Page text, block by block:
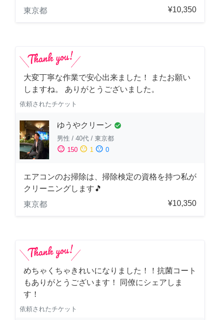
東京都
¥10,350
大変丁寧な作業で安心出来ました！ またお願い
しますね。 ありがとうございました。
依頼されたチケット
ゆうやクリーン check_circle
男性 / 40代 / 東京都
sentiment_satisfied 150 sentiment_neutral 1 sentiment_dissatisfied 0
エアコンのお掃除は、掃除検定の資格を持つ私が
クリーニングします🎵
東京都
¥10,350
めちゃくちゃきれいになりました！！抗菌コート
もありがとうございます！ 同僚にシェアしま
す！
依頼されたチケット